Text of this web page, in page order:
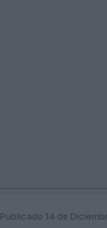
Publicado 14 de